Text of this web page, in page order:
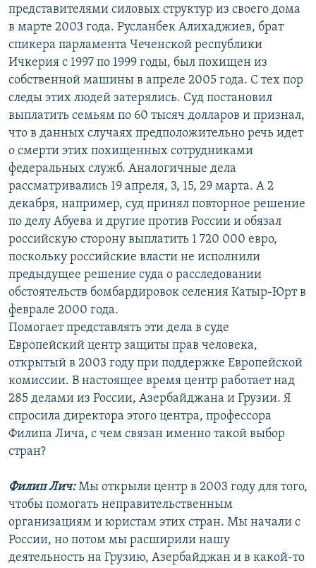
представителями силовых структур из своего дома
в марте 2003 года. Русланбек Алихаджиев, брат
спикера парламента Чеченской республики
Ичкерия с 1997 по 1999 годы, был похищен из
собственной машины в апреле 2005 года. С тех пор
следы этих людей затерялись. Суд постановил
выплатить семьям по 60 тысяч долларов и признал,
что в данных случаях предположительно речь идет
о смерти этих похищенных сотрудниками
федеральных служб. Аналогичные дела
рассматривались 19 апреля, 3, 15, 29 марта. А 2
декабря, например, суд принял повторное решение
по делу Абуева и другие против России и обязал
российскую сторону выплатить 1 720 000 евро,
поскольку российские власти не исполнили
предыдущее решение суда о расследовании
обстоятельств бомбардировок селения Катыр-Юрт в
феврале 2000 года.
Помогает представлять эти дела в суде
Европейский центр защиты прав человека,
открытый в 2003 году при поддержке Европейской
комиссии. В настоящее время центр работает над
285 делами из России, Азербайджана и Грузии. Я
спросила директора этого центра, профессора
Филипа Лича, с чем связан именно такой выбор
стран?
Филип Лич:Мы открыли центр в 2003 году для того,
чтобы помогать неправительственным
организациям и юристам этих стран. Мы начали с
России, но потом мы расширили нашу
деятельность на Грузию, Азербайджан и в какой-то